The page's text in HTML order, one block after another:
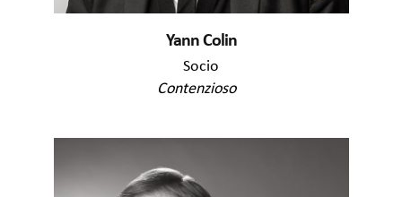
Yann Colin
Socio
Contenzioso